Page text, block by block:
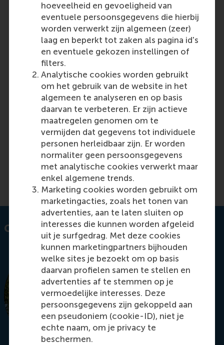
hoeveelheid en gevoeligheid van
eventuele persoonsgegevens die hierbij
worden verwerkt zijn algemeen (zeer)
laag en beperkt tot zaken als pagina id's
en eventuele gekozen instellingen of
filters.
Analytische cookies worden gebruikt
om het gebruik van de website in het
algemeen te analyseren en op basis
daarvan te verbeteren. Er zijn actieve
maatregelen genomen om te
vermijden dat gegevens tot individuele
personen herleidbaar zijn. Er worden
normaliter geen persoonsgegevens
met analytische cookies verwerkt maar
enkel algemene trends.
Marketing cookies worden gebruikt om
marketingacties, zoals het tonen van
advertenties, aan te laten sluiten op
interesses die kunnen worden afgeleid
uit je surfgedrag. Met deze cookies
kunnen marketingpartners bijhouden
welke sites je bezoekt om op basis
daarvan profielen samen te stellen en
advertenties af te stemmen op je
vermoedelijke interesses. Deze
persoonsgegevens zijn gekoppeld aan
een pseudoniem (cookie-ID), niet je
echte naam, om je privacy te
beschermen.
Featured on RSM Discovery
Thursday, 11 March 2021
Discover how start-ups and scale-ups drive
sustainable economic growth in the Netherlands.
Explore insights from experts on
entrepreneurship, scaling strategies, and the need
for stronger support systems.
Read more on RSM Discovery
Discovery 40: Fine-tuning the engine of
long-term sustainable growth
Contact information